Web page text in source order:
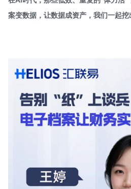
案变数据，让数据成资产，我们一起挖